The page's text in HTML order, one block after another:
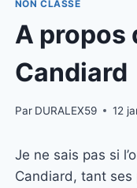
NON CLASSÉ
A propos
Candiard
Par DURALEX59 12
Je ne sais pas si
Candiard, tant